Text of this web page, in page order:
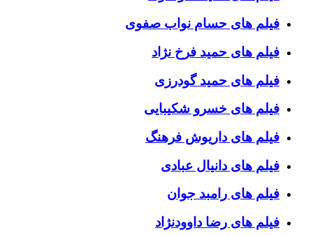
فیلم های حسام نواب صفوی
فیلم های حمید فرخ نژاد
فیلم های حمید گودرزی
فیلم های خسرو شکیبایی
فیلم های داریوش فرهنگ
فیلم های دانیال عبادی
فیلم های رامبد جوان
فیلم های رضا داوودنژاد